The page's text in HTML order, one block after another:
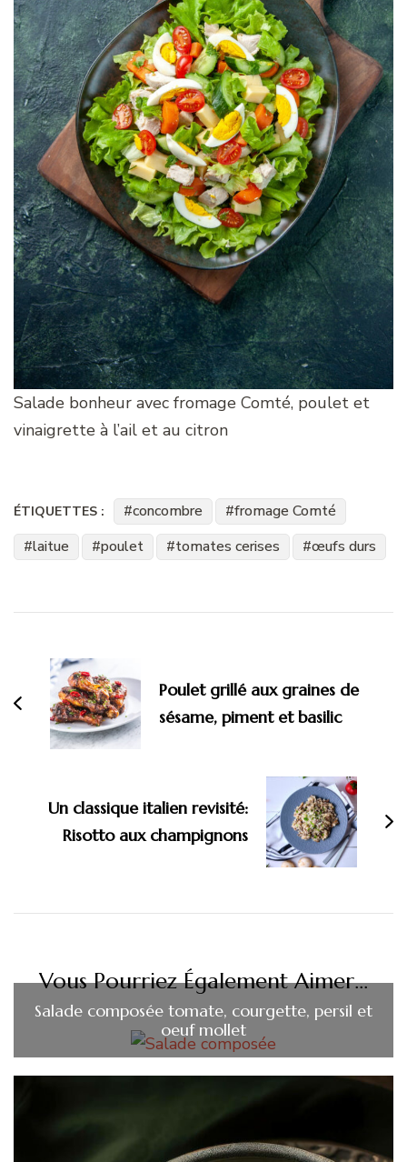
Salade bonheur avec fromage Comté, poulet et
vinaigrette à l’ail et au citron
ÉTIQUETTES : concombre
fromage Comté
laitue
poulet tomates cerises œufs durs
d'article
Poulet grillé aux graines de
sésame, piment et basilic
Un classique italien revisité:
Risotto aux champignons
Vous Pourriez Également Aimer...
Salade composée tomate, courgette, persil et
oeuf mollet